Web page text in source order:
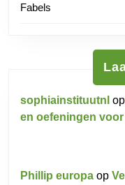
Fabels
sophiainstituutnl op
en oefeningen
Phillip europa op